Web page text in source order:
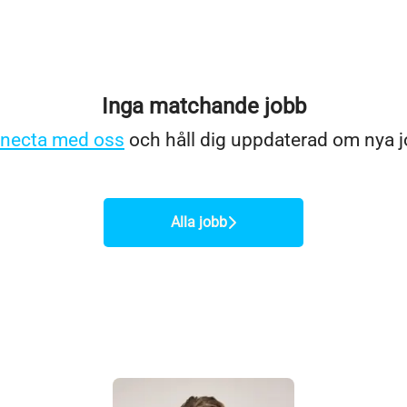
Inga matchande jobb
med oss och håll dig uppdaterad om nya
Alla jobb